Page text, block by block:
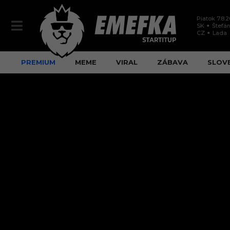
Piatok
SK
CZ
Lada
PREMIUM MEME VIRAL ZÁBAVA